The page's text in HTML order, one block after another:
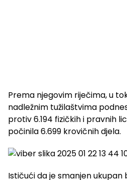
Prema njegovim riječima, u
nadležnim tužilaštvima
protiv 6.194 fizičkih i pravnih
počinila 6.699 krovičnih djela.
Ističući da je smanjen ukupan